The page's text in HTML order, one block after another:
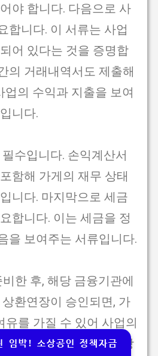
야 합니다. 다음으로 사
합니다. 이 서류는 사업
어 있다는 것을 증명합
의 거래내역서도 제출해
업의 수익과 지출을 보여
니다.
수입니다. 손익계산서
함해 가게의 재무 상태
니다. 마지막으로 세금
합니다. 이는 세금을 정
을 보여주는 서류입니다.
한 후, 해당 금융기관에
환연장이 승인되면, 가
유를 가질 수 있어 사업의
게 됩니다. 이렇게 소상
임박! 소상공인 정책자금